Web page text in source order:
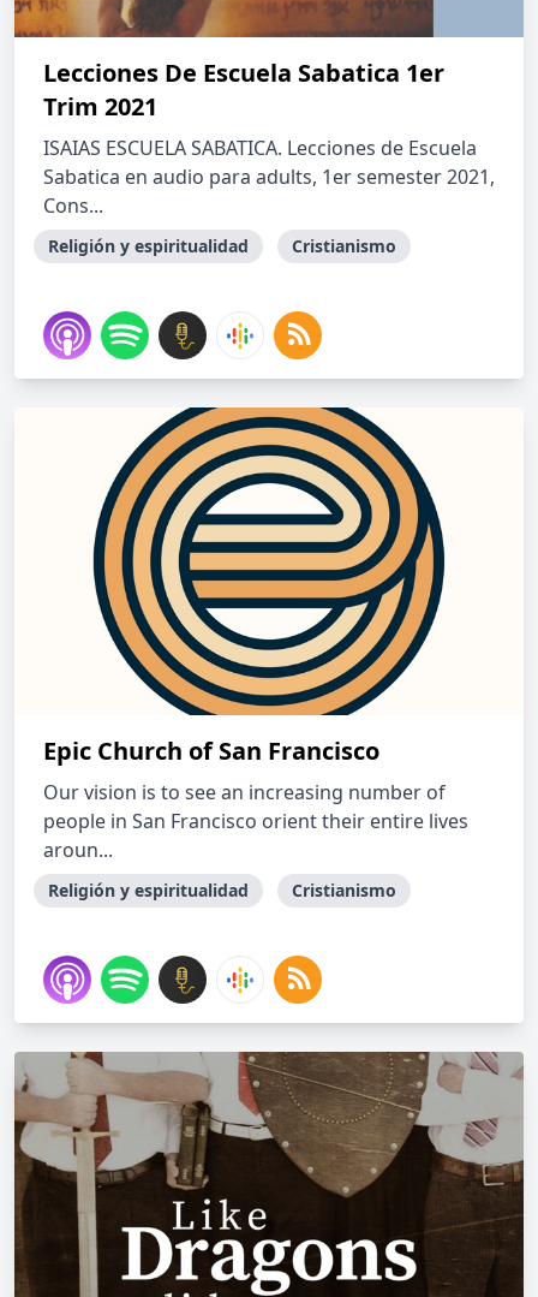
Lecciones De Escuela Sabatica 1er
Trim 2021
ISAIAS ESCUELA SABATICA. Lecciones de Escuela
Sabatica en audio para adults, 1er semester 2021,
Cons...
Religión y espiritualidad Cristianismo
Epic Church of San Francisco
Our vision is to see an increasing number of
people in San Francisco orient their entire lives
aroun...
Religión y espiritualidad Cristianismo